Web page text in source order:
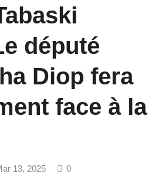
député
Diop fera
face à la
13, 2025 0